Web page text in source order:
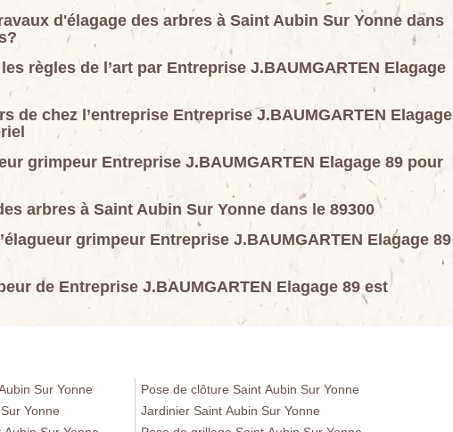
d'élagage des arbres à Saint Aubin Sur Yonne dans
les règles de l’art par Entreprise J.BAUMGARTEN Elagage
de chez l’entreprise Entreprise J.BAUMGARTEN Elagage
grimpeur Entreprise J.BAUMGARTEN Elagage 89 pour
arbres à Saint Aubin Sur Yonne dans le 89300
grimpeur Entreprise J.BAUMGARTEN Elagage 89
de Entreprise J.BAUMGARTEN Elagage 89 est
Sur Yonne
Yonne
Pose de clôture Saint Aubin Sur Yonne
Jardinier Saint Aubin Sur Yonne